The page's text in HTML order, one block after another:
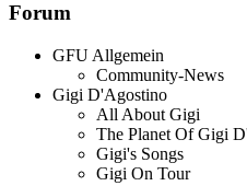
Forum
GFU Allgemein
Community-News
Gigi D'Agostino
All About Gigi
The Planet Of Gigi
Gigi's Songs
Gigi On Tour